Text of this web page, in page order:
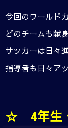
今回のワールド
どのチームも献
サッカーは日々
指導者も日々ア
☆ 4年生